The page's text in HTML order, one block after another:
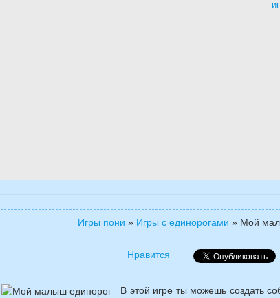
Игры пони » Игры с единорогами » Мой
Нравится
В этой игре ты можешь создать